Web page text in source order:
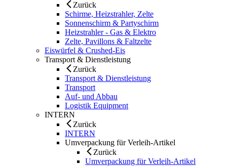
Zurück
Schirme, Heizstrahler, Zelte
Sonnenschirm & Partyschirm
Heizstrahler - Gas & Elektro
Zelte, Pavillons & Faltzelte
Eiswürfel & Crushed-Eis
Transport & Dienstleistung
Zurück
Transport & Dienstleistung
Transport
Auf- und Abbau
Logistik Equipment
INTERN
Zurück
INTERN
Umverpackung für Verleih-Artikel
Zurück
Umverpackung für Verleih-Artikel